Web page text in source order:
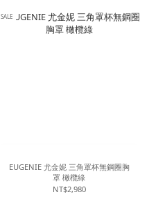
SALE
EUGENIE 尤金妮 三角罩杯無鋼圈胸
罩 橄欖綠
NT$2,980